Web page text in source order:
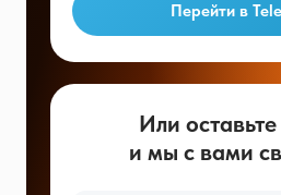
Перейти в
Или
и мы с вами